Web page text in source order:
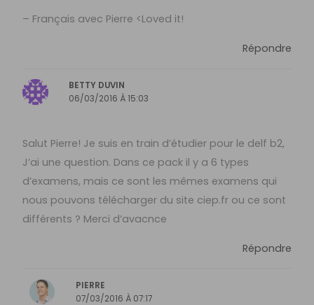
– Français avec Pierre <Loved it!
Répondre
BETTY DUVIN
06/03/2016 À 15:03
Salut Pierre! Je suis en train d’étudier pour le delf b2,
J’ai une question. Dans ce pack il y a 6 types
d’examens, mais ce sont les mêmes examens qui
nous pouvons télécharger du site ciep.fr ou ce sont
différents ? Merci d’avacnce
Répondre
PIERRE
07/03/2016 À 07:17